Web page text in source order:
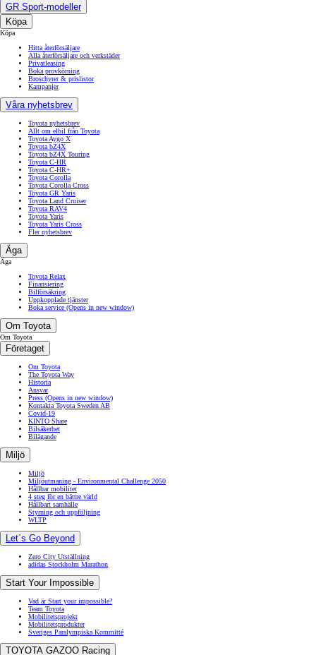
GR Sport-modeller
Köpa
Köpa
Hitta återförsäljare
Alla återförsäljare och verkstäder
Privatleasing
Boka provkörning
Broschyrer & prislistor
Kampanjer
Våra nyhetsbrev
Toyota nyhetsbrev
Allt om elbil från Toyota
Toyota Aygo X
Toyota bZ4X
Toyota bZ4X Touring
Toyota C-HR
Toyota C-HR+
Toyota Corolla
Toyota Corolla Cross
Toyota GR Yaris
Toyota Land Cruiser
Toyota RAV4
Toyota Yaris
Toyota Yaris Cross
Fler nyhetsbrev
Äga
Äga
Toyota Relax
Finansiering
Bilförsäkring
Uppkopplade tjänster
Boka service (Opens in new window)
Om Toyota
Om Toyota
Företaget
Om Toyota
The Toyota Way
Historia
Ansvar
Press (Opens in new window)
Kontakta Toyota Sweden AB
Covid-19
KINTO Share
Bilsäkerhet
Bilägande
Miljö
Miljö
Miljöutmaning - Environmental Challenge 2050
Hållbar mobilitet
4 steg för en bättre värld
Hållbart samhälle
Styrning och uppföljning
WLTP
Let´s Go Beyond
Zero City Utställning
adidas Stockholm Marathon
Start Your Impossible
Vad är Start your impossible?
Team Toyota
Mobilitetsprojekt
Mobilitetsprodukter
Sveriges Paralympiska Kommitté
TOYOTA GAZOO Racing